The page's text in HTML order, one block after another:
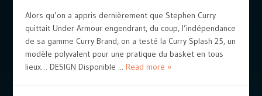
Alors qu’on a appris dernièrement que Stephen Curry
quittait Under Armour engendrant, du coup, l’indépendance
de sa gamme Curry Brand, on a testé la Curry Splash 25, un
modèle polyvalent pour une pratique du basket en tous
lieux… DESIGN Disponible ... Read more »